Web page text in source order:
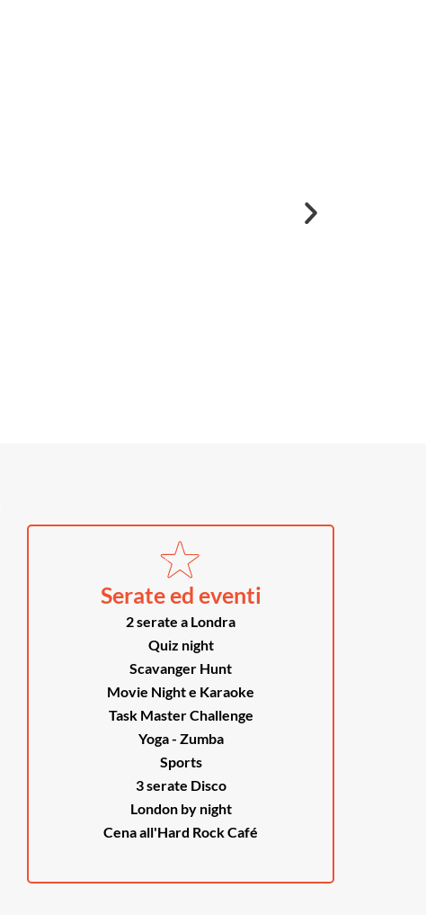
Serate ed eventi
2 serate a Londra
Quiz night
Scavanger Hunt
Movie Night e Karaoke
Task Master Challenge
Yoga - Zumba
Sports
3 serate Disco
London by night
Cena all'Hard Rock Café